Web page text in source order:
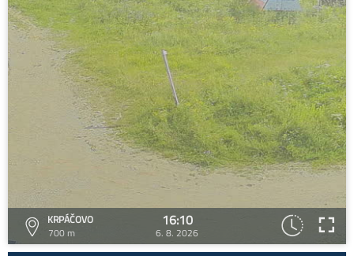
KRPÁČOVO
700 m
16:10
6. 8. 2026